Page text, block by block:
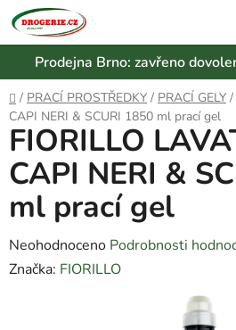
Přejít
na
obsah
Prodejna Brno: zavřeno
Domů
/ PRACÍ PROSTŘEDKY / PRACÍ GELY /
CAPI NERI & SCURI 1850 ml prací gel
FIORILLO
CAPI NERI &
ml prací gel
Průměrné
hodnocení
Neohodnoceno Podrobnosti
Značka: FIORILLO